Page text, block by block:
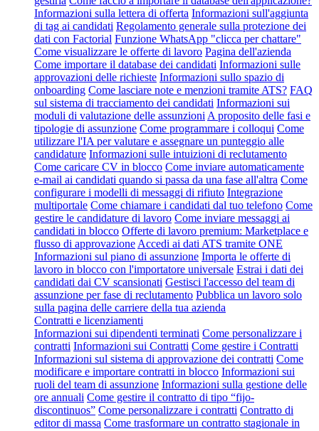
Informazioni sulla lettera di offerta Informazioni sull'aggiunta
di tag ai candidati Regolamento generale sulla protezione dei
dati con Factorial Funzione WhatsApp "clicca per chattare"
Come visualizzare le offerte di lavoro Pagina dell'azienda
Come importare il database dei candidati Informazioni sulle
approvazioni delle richieste Informazioni sullo spazio di
onboarding Come lasciare note e menzioni tramite ATS? FAQ
sul sistema di tracciamento dei candidati Informazioni sui
moduli di valutazione delle assunzioni A proposito delle fasi e
tipologie di assunzione Come programmare i colloqui Come
utilizzare l'IA per valutare e assegnare un punteggio alle
candidature Informazioni sulle intuizioni di reclutamento
Come caricare CV in blocco Come inviare automaticamente
e-mail ai candidati quando si passa da una fase all'altra Come
configurare i modelli di messaggi di rifiuto Integrazione
multiportale Come chiamare i candidati dal tuo telefono Come
gestire le candidature di lavoro Come inviare messaggi ai
candidati in blocco Offerte di lavoro premium: Marketplace e
flusso di approvazione Accedi ai dati ATS tramite ONE
Informazioni sul piano di assunzione Importa le offerte di
lavoro in blocco con l'importatore universale Estrai i dati dei
candidati dai CV scansionati Gestisci l'accesso del team di
assunzione per fase di reclutamento Pubblica un lavoro solo
sulla pagina delle carriere della tua azienda
Contratti e licenziamenti
Informazioni sui dipendenti terminati Come personalizzare i
contratti Informazioni sui Contratti Come gestire i Contratti
Informazioni sul sistema di approvazione dei contratti Come
modificare e importare contratti in blocco Informazioni sui
ruoli del team di assunzione Informazioni sulla gestione delle
ore annuali Come gestire il contratto di tipo “fijo-
discontinuos” Come personalizzare i contratti Contratto di
editor di massa Come trasformare un contratto stagionale in